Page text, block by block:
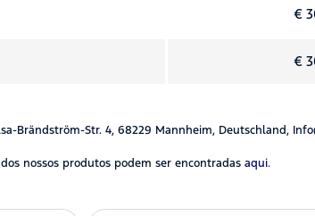
€
€
Brändström-Str. 4, 68229 Mannheim, Deutschland,
nossos produtos podem ser encontradas aqui.